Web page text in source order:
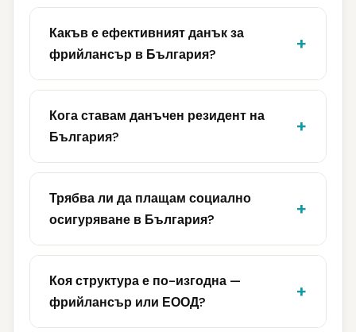
Какъв е ефективният данък за
фрийлансър в България?
Кога ставам данъчен резидент на
България?
Трябва ли да плащам социално
осигуряване в България?
Коя структура е по-изгодна —
фрийлансър или ЕООД?